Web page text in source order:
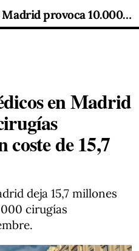
La huelga de médicos en Madrid provoca 10.000 cirugías suspendidas y un coste de 15,7 millones
en Madrid
coste de 15,7
deja 15,7 millones
cirugías